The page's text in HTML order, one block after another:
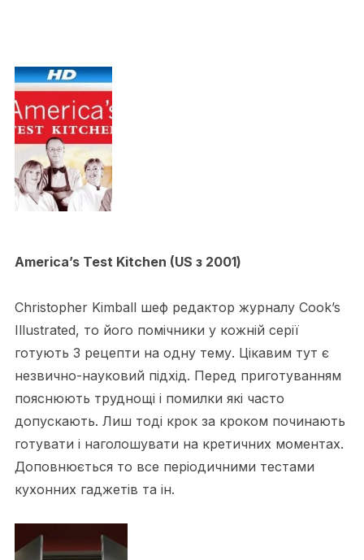
America’s Test Kitchen (US з 2001)
Christopher Kimball шеф редактор журналу Cook’s
Illustrated, то його помічники у кожній серії
готують 3 рецепти на одну тему. Цікавим тут є
незвично-науковий підхід. Перед приготуванням
пояснюють труднощі і помилки які часто
допускають. Лиш тоді крок за кроком починають
готувати і наголошувати на кретичних моментах.
Доповнюється то все періодичними тестами
кухонних гаджетів та ін.